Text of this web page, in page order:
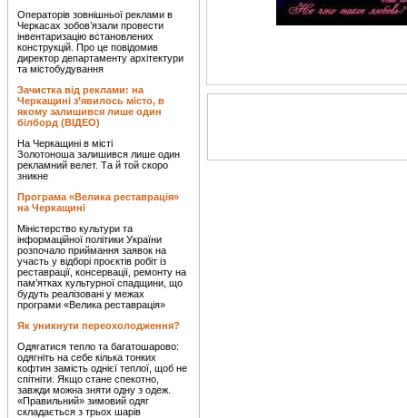
Операторів зовнішньої реклами в
Черкасах зобов’язали провести
інвентаризацію встановлених
конструкцій. Про це повідомив
директор департаменту архітектури
та містобудування
Зачистка від реклами: на
Черкащині з’явилось місто, в
якому залишився лише один
білборд (ВІДЕО)
На Черкащині в місті
Золотоноша залишився лише один
рекламний велет. Та й той скоро
зникне
Програма «Велика реставрація»
на Черкащині
Міністерство культури та
інформаційної політики України
розпочало приймання заявок на
участь у відборі проєктів робіт із
реставрації, консервації, ремонту на
пам’ятках культурної спадщини, що
будуть реалізовані у межах
програми «Велика реставрація»
Як уникнути переохолодження?
Одягатися тепло та багатошарово:
одягніть на себе кілька тонких
кофтин замість однієї теплої, щоб не
спітніти. Якщо стане спекотно,
завжди можна зняти одну з одеж.
«Правильний» зимовий одяг
складається з трьох шарів